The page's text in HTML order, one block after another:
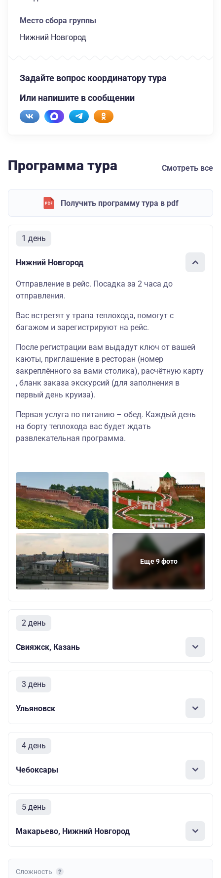
Место сбора группы
Нижний Новгород
Задайте вопрос координатору тура
Или напишите в сообщении
Программа тура Смотреть все
Получить программу тура в pdf
1 день
Нижний Новгород
Отправление в рейс. Посадка за 2 часа до
отправления.
Вас встретят у трапа теплохода, помогут с
багажом и зарегистрируют на рейс.
После регистрации вам выдадут ключ от вашей
каюты, приглашение в ресторан (номер
закреплённого за вами столика), расчётную карту
, бланк заказа экскурсий (для заполнения в
первый день круиза).
Первая услуга по питанию – обед. Каждый день
на борту теплохода вас будет ждать
развлекательная программа.
Еще 9 фото
2 день
Свияжск, Казань
3 день
Ульяновск
4 день
Чебоксары
5 день
Макарьево, Нижний Новгород
Сложность